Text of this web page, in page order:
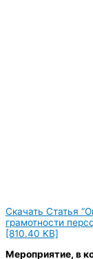
Скачать Статья
грамотности
[810.40 KB]
Мероприятие, в